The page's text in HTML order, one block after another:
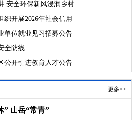
安全环保新风浸润乡村
织开展2026年社会信用
单位就业见习招募公告
全防线
公开引进教育人才公告
更多>>
” 山岳“常青”